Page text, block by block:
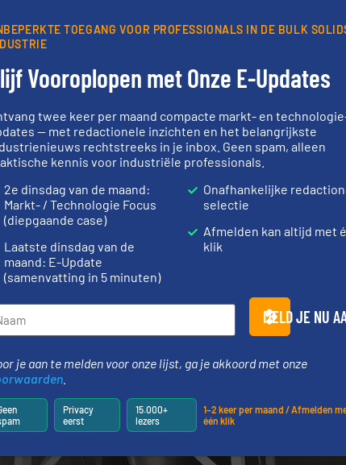
TOEGANG VOOR PROFESSIONALS IN DE BULK
Vooroplopen met Onze E-Updates
twee keer per maand compacte markt- en
— met redactionele inzichten en het belangrijkste
rechtstreeks in je inbox. Geen spam, alleen
kennis voor industriële professionals.
2e dinsdag van de maand:
Markt- / Technologie Focus
(diepgaande case)
Laatste dinsdag van de
maand: E-Update
(samenvatting in 5 minuten)
Onafhankelijke
selectie
Afmelden kan altijd met
klik
MELD JE NU
je aan te melden voor onze lijst, ga je akkoord met onze
Privacy
eerst
15.000+
lezers
1–2 keer per maand / Afmelden
één klik